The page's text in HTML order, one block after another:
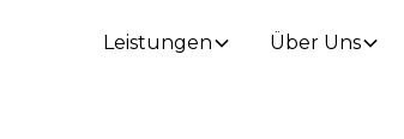
Leistungen Über Uns